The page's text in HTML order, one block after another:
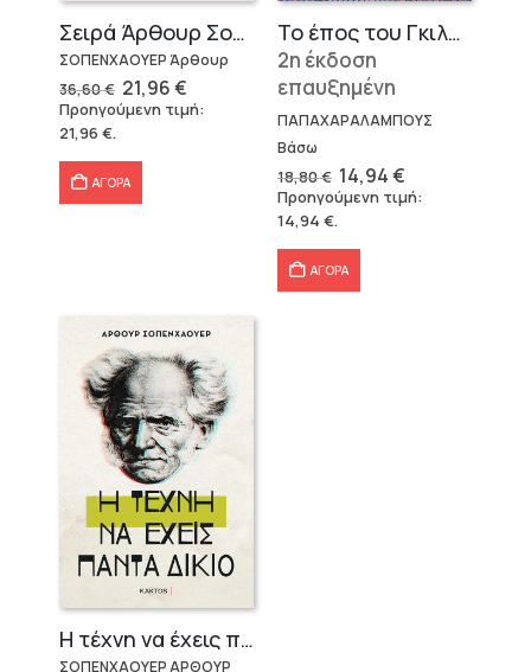
Σειρά Άρθουρ Σοπενχάουερ (3 βιβλία)
ΣΟΠΕΝΧΑΟΥΕΡ Άρθουρ
36,60€ Original
price
was:
21,96€Η
τρέχουσα
τιμή
Προηγούμενη τιμή:
21,96 €.
ΑΓΟΡΑ
Το έπος του Γκιλγκαμές
2η έκδοση
επαυξημένη
ΠΑΠΑΧΑΡΑΛΑΜΠΟΥΣ
Βάσω
18,80€ Original
price
was:
18,80 €.
14,94€Η
τρέχουσα
τιμή
Προηγούμενη τιμή:
14,94 €.
ΑΓΟΡΑ
Η τέχνη να έχεις πάντα δίκιο – Άρθουρ Σοπενχάουερ
ΣΟΠΕΝΧΑΟΥΕΡ ΑΡΘΟΥΡ